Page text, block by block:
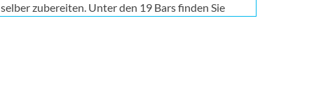
selber zubereiten. Unter den 19 Bars finden Sie